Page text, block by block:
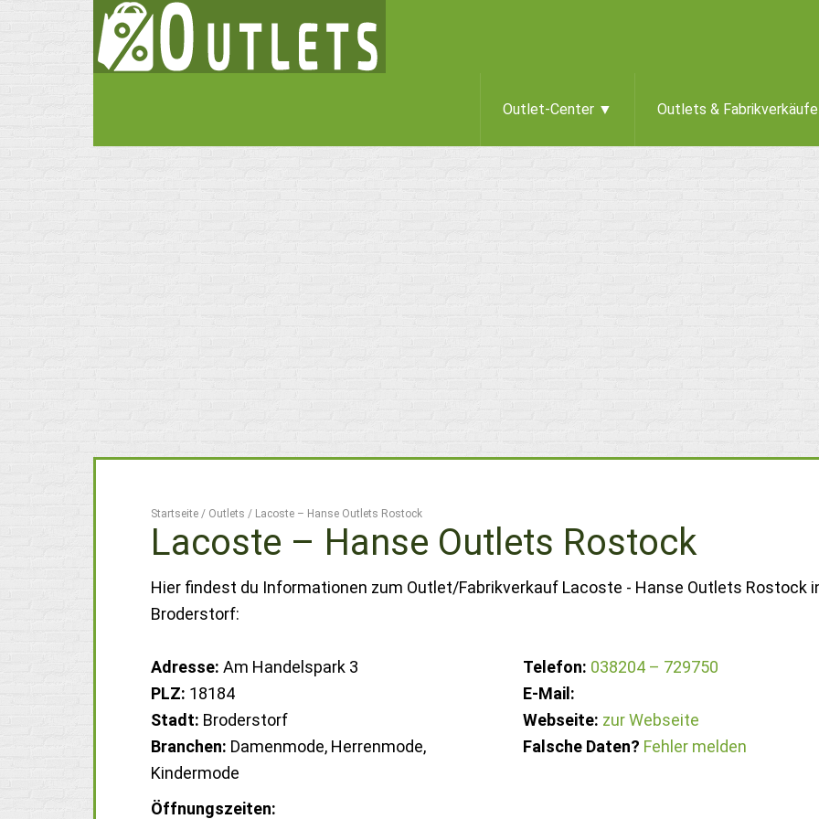
Outlet-Center ▼ Outlets &
Startseite / Outlets / Lacoste – Hanse Outlets Rostock
Lacoste – Hanse Outlets Rostock
Hier findest du Informationen zum Outlet/Fabrikverkauf Lacoste - Hanse Outlets Rostock
Broderstorf:
Adresse: Am Handelspark 3
PLZ: 18184
Stadt: Broderstorf
Branchen: Damenmode, Herrenmode,
Kindermode
Telefon: 038204 – 729750
E-Mail:
Webseite: zur Webseite
Falsche Daten? Fehler melden
Öffnungszeiten: